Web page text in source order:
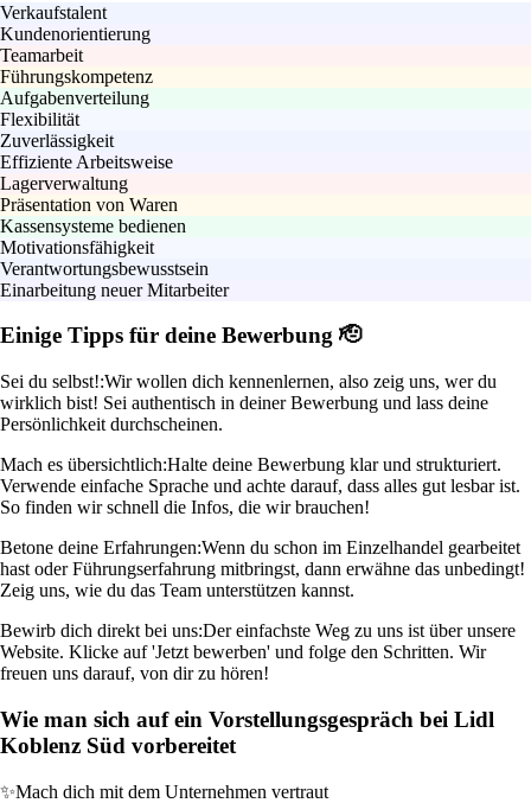
Verkaufstalent
Kundenorientierung
Teamarbeit
Führungskompetenz
Aufgabenverteilung
Flexibilität
Zuverlässigkeit
Effiziente Arbeitsweise
Lagerverwaltung
Präsentation von Waren
Kassensysteme bedienen
Motivationsfähigkeit
Verantwortungsbewusstsein
Einarbeitung neuer Mitarbeiter
Einige Tipps für deine Bewerbung 🫡
Sei du selbst!:Wir wollen dich kennenlernen, also zeig uns, wer du
wirklich bist! Sei authentisch in deiner Bewerbung und lass deine
Persönlichkeit durchscheinen.
Mach es übersichtlich:Halte deine Bewerbung klar und strukturiert.
Verwende einfache Sprache und achte darauf, dass alles gut lesbar ist.
So finden wir schnell die Infos, die wir brauchen!
Betone deine Erfahrungen:Wenn du schon im Einzelhandel gearbeitet
hast oder Führungserfahrung mitbringst, dann erwähne das unbedingt!
Zeig uns, wie du das Team unterstützen kannst.
Bewirb dich direkt bei uns:Der einfachste Weg zu uns ist über unsere
Website. Klicke auf 'Jetzt bewerben' und folge den Schritten. Wir
freuen uns darauf, von dir zu hören!
Wie man sich auf ein Vorstellungsgespräch bei Lidl
Koblenz Süd vorbereitet
✨Mach dich mit dem Unternehmen vertraut